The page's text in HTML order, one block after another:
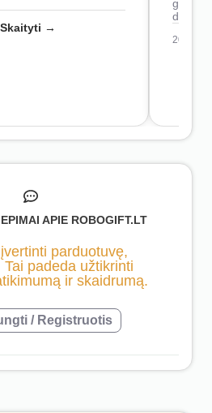
Skaityti →
2026-
APIE ROBOGIFT.LT
parduotuvę,
Tai padeda užtikrinti
ir skaidrumą.
/ Registruotis